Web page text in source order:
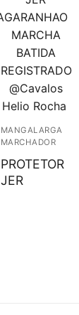
MANGALARGA
MARCHADOR
PROTETOR
JER